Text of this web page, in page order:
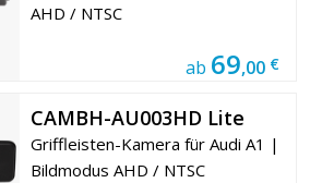
AHD / NTSC
ab 69,00 €
CAMBH-AU003HD Lite
Griffleisten-Kamera für Audi A1 |
Bildmodus AHD / NTSC